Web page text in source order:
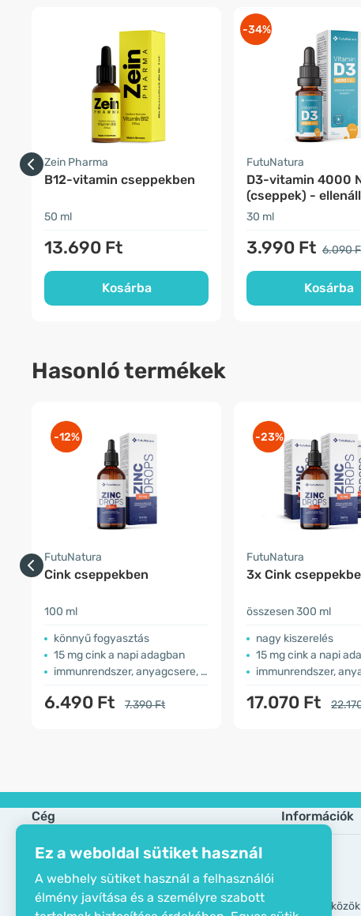
Ez a weboldal sütiket használ
A webhely sütiket használ a felhasználói
élmény javítása és a személyre szabott
Zein Pharma
B12-vitamin cseppekben
50 ml
13.690 Ft
Kosárba
-34%
FutuNatura
D3-vitamin 4000
(cseppek) -
30 ml
3.990 Ft 6.090
Kosárba
Hasonló termékek
-12%
FutuNatura
Cink cseppekben
100 ml
könnyű fogyasztás
15 mg cink a napi adagban
immunrendszer, anyagcsere, látás
6.490 Ft 7.390 Ft
-23%
FutuNatura
3x Cink
összesen 300 ml
nagy kiszerelés
15 mg cink a napi
immunrendszer,
17.070 Ft
Cég
Öko tanusítvány
Elérhetőségek
Rólunk
Információk
GDPR eszközök